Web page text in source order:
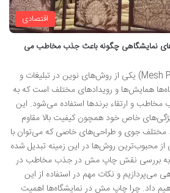
اقتصادی
نمایشگاهی چگونه باعث جذب مخاطب می
چاپ مش (Mesh Printing) یکی از روش‌های نوین در تبلیغات و
همایش‌ها و رویدادهای مختلف است که به
و ارتقاء برندها استفاده می‌شود. این
خاص خود همچون کیفیت بالا مقاوم
مختلف جوی و طراحی‌های خاصی که می‌توان با
از محبوب‌ترین روش‌ها در این زمینه تبدیل شده
به بررسی نقش چاپ مش در جذب مخاطب در
می‌پردازیم و نکات مهم در استفاده از این
داد. چرا چاپ مش در نمایشگاه‌ها اهمیت